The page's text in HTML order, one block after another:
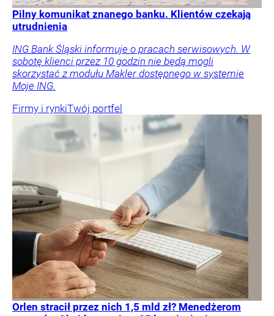
Pilny komunikat znanego banku. Klientów czekają
utrudnienia
ING Bank Śląski informuje o pracach serwisowych. W
sobotę klienci przez 10 godzin nie będą mogli
skorzystać z modułu Makler dostępnego w systemie
Moje ING.
Firmy i rynkiTwój portfel
Orlen stracił przez nich 1,5 mld zł? Menedżerom